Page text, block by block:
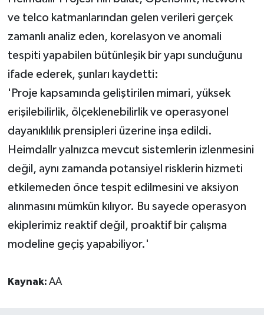
ve telco katmanlarından gelen verileri gerçek
zamanlı analiz eden, korelasyon ve anomali
tespiti yapabilen bütünleşik bir yapı sunduğunu
ifade ederek, şunları kaydetti:
'Proje kapsamında geliştirilen mimari, yüksek
erişilebilirlik, ölçeklenebilirlik ve operasyonel
dayanıklılık prensipleri üzerine inşa edildi.
Heimdallr yalnızca mevcut sistemlerin izlenmesini
değil, aynı zamanda potansiyel risklerin hizmeti
etkilemeden önce tespit edilmesini ve aksiyon
alınmasını mümkün kılıyor. Bu sayede operasyon
ekiplerimiz reaktif değil, proaktif bir çalışma
modeline geçiş yapabiliyor.'
Kaynak: AA